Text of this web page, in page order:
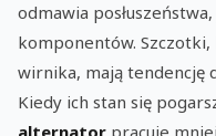
odmawia
komponentów.
wirnika, mają tendencję
Kiedy ich stan się